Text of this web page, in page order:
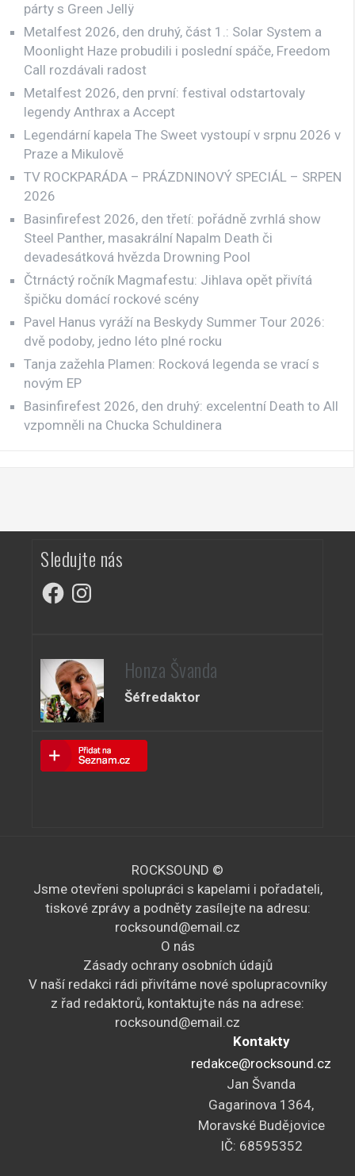
párty s Green Jellÿ
Metalfest 2026, den druhý, část 1.: Solar System a
Moonlight Haze probudili i poslední spáče, Freedom
Call rozdávali radost
Metalfest 2026, den první: festival odstartovaly
legendy Anthrax a Accept
Legendární kapela The Sweet vystoupí v srpnu 2026 v
Praze a Mikulově
TV ROCKPARÁDA – PRÁZDNINOVÝ SPECIÁL – SRPEN
2026
Basinfirefest 2026, den třetí: pořádně zvrhlá show
Steel Panther, masakrální Napalm Death či
devadesátková hvězda Drowning Pool
Čtrnáctý ročník Magmafestu: Jihlava opět přivítá
špičku domácí rockové scény
Pavel Hanus vyráží na Beskydy Summer Tour 2026:
dvě podoby, jedno léto plné rocku
Tanja zažehla Plamen: Rocková legenda se vrací s
novým EP
Basinfirefest 2026, den druhý: excelentní Death to All
vzpomněli na Chucka Schuldinera
Sledujte nás
FacebookInstagram
Honza Švanda
Šéfredaktor
ROCKSOUND ©
Jsme otevřeni spolupráci s kapelami i pořadateli,
tiskové zprávy a podněty zasílejte na adresu:
rocksound@email.cz
O nás
Zásady ochrany osobních údajů
V naší redakci rádi přivítáme nové spolupracovníky
z řad redaktorů, kontaktujte nás na adrese:
rocksound@email.cz
Kontakty
redakce@rocksound.cz
Jan Švanda
Gagarinova 1364,
Moravské Budějovice
IČ: 68595352